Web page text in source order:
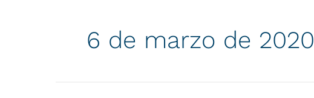
6 de marzo de 2020